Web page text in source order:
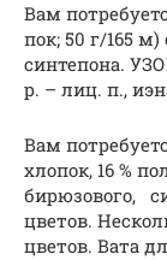
Вам
пок; 50 г/165 м)
синтепона.
р. – лиц. п.,
Вам
хлопок, 16 %
бирюзового,
цветов.
цветов. Вата